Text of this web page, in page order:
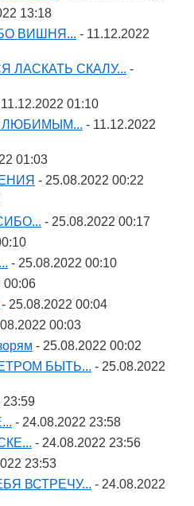
13:18
ВИШНЯ... - 11.12.2022
ЛАСКАТЬ СКАЛУ... -
01:10
ЛЮБИМЫМ... - 11.12.2022
01:03
- 25.08.2022 00:22
- 25.08.2022 00:17
- 25.08.2022 00:10
00:06
- 25.08.2022 00:04
00:03
- 25.08.2022 00:02
БЫТЬ... - 25.08.2022
23:59
- 24.08.2022 23:58
- 24.08.2022 23:56
23:53
ВСТРЕЧУ... - 24.08.2022